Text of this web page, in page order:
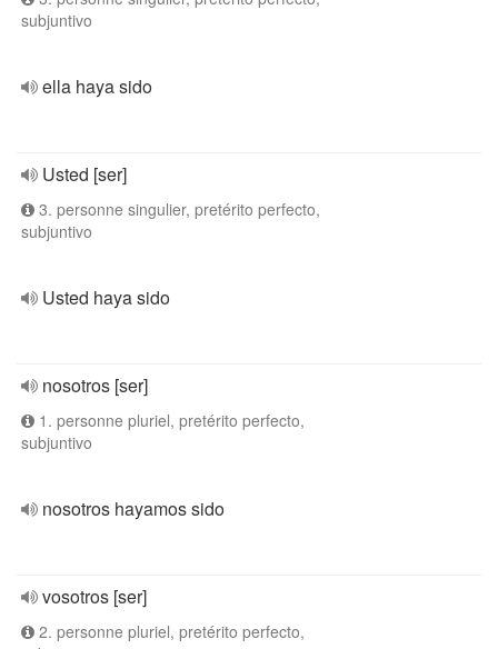
subjuntivo
ella haya sido
Usted [ser]
3. personne singulier, pretérito perfecto,
subjuntivo
Usted haya sido
nosotros [ser]
1. personne pluriel, pretérito perfecto,
subjuntivo
nosotros hayamos sido
vosotros [ser]
2. personne pluriel, pretérito perfecto,